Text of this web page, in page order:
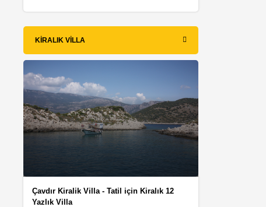
KIRALIK VILLA
Çavdır Kiralik Villa - Tatil için Kiralık 12
Yazlık Villa